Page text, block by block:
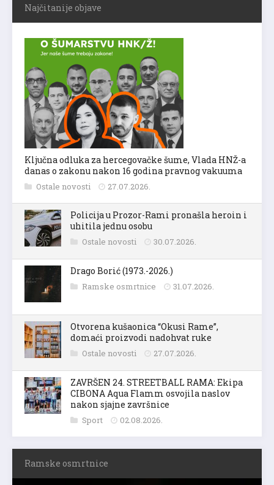
Najčitanije objave
Ključna odluka za hercegovačke šume, Vlada HNŽ-a
danas o zakonu nakon 16 godina pravnog vakuuma
Ostale novosti 27.07.2026.
Policija u Prozor-Rami pronašla heroin i
uhitila jednu osobu
Ostale novosti 30.07.2026.
Drago Borić (1973.-2026.)
Ramske osmrtnice 31.07.2026.
Otvorena kušaonica “Okusi Rame”,
domaći proizvodi nadohvat ruke
Ostale novosti 27.07.2026.
ZAVRŠEN 24. STREETBALL RAMA: Ekipa
CIBONA Aqua Flamm osvojila naslov
nakon sjajne završnice
Sport 02.08.2026.
Ramske osmrtnice